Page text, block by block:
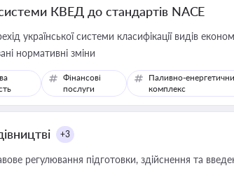
системи КВЕД до стандартів NACE
української системи класифікації видів
нормативні зміни
Фінансові
послуги
Паливно-
комплекс
+3
регулювання підготовки, здійснення та